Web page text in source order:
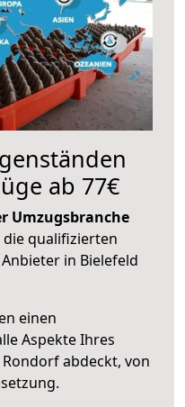
ab 77€
Umzugsbranche
qualifizierten
in Bielefeld
einen
Aspekte Ihres
abdeckt, von